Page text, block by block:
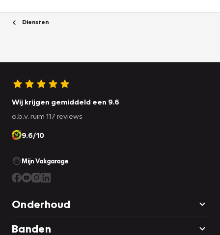
Diensten
Wij krijgen gemiddeld een 9.6
o.b.v. ruim 117 reviews
9.6/10
Mijn Vakgarage
Onderhoud
Banden